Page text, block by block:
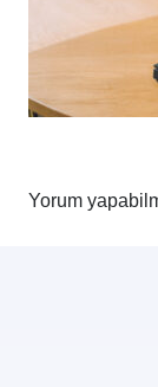
Yorum